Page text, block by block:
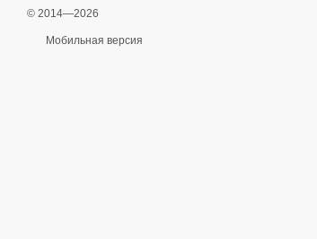
© 2014—2026
Мобильная версия